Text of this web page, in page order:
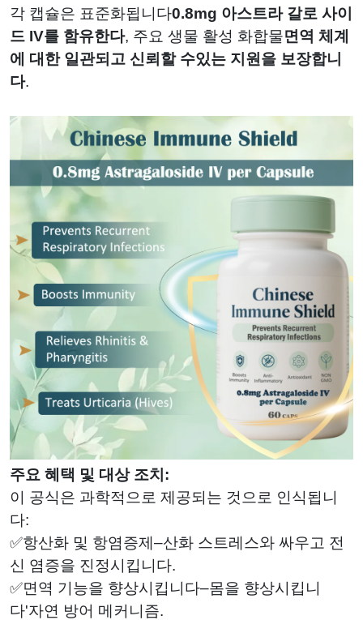
각 캡슐은 표준화됩니다0.8mg 아스트라 갈로 사이
드 IV를 함유한다, 주요 생물 활성 화합물면역 체계
에 대한 일관되고 신뢰할 수있는 지원을 보장합니
다.
주요 혜택 및 대상 조치:
이 공식은 과학적으로 제공되는 것으로 인식됩니
다:
✅항산화 및 항염증제–산화 스트레스와 싸우고 전
신 염증을 진정시킵니다.
✅면역 기능을 향상시킵니다–몸을 향상시킵니
다'자연 방어 메커니즘.